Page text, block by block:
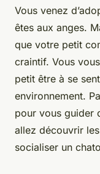
Vous venez
êtes aux anges.
que votre petit
craintif. Vous
petit être à se
environnement.
pour vous guider
allez découvrir
socialiser un